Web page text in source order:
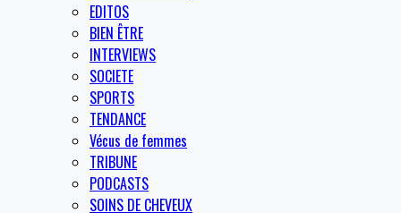
EDITOS
BIEN ÊTRE
INTERVIEWS
SOCIETE
SPORTS
TENDANCE
Vécus de femmes
TRIBUNE
PODCASTS
SOINS DE CHEVEUX